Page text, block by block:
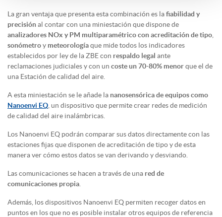
La gran ventaja que presenta esta combinación es lafiabilidad y
precisiónal contar con una miniestación que dispone de
analizadores NOx y PM multiparamétrico con acreditación de tipo
sonómetroy meteorologíaque mide todos los indicadores
establecidos por ley de la ZBE con respaldo legal ante
reclamaciones judiciales y con un coste un 70-80% menorque el de
una Estación de calidad del aire.
A esta miniestación se le añade la nanosensórica de equipos como
Nanoenvi EQ , un dispositivo que permite crear redes de medición
de calidad del aire inalámbricas.
Los Nanoenvi EQ podrán comparar sus datos directamente con las
estaciones fijas que disponen de acreditación de tipo y de esta
manera ver cómo estos datos se van derivando y desviando.
Las comunicaciones se hacen a través de una red de
comunicaciones propia
Además, los dispositivos Nanoenvi EQ permiten recoger datos en
puntos en los que no es posible instalar otros equipos de referencia